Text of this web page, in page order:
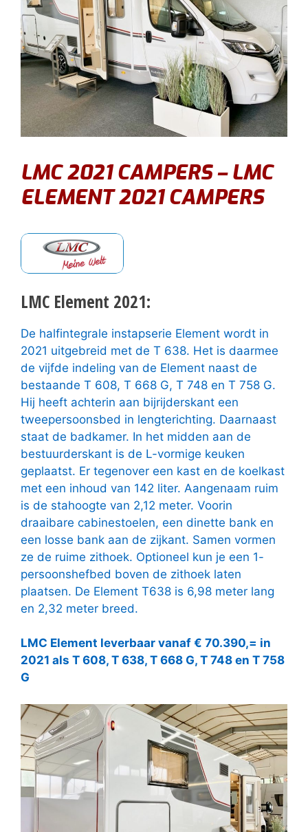
LMC 2021 CAMPERS – LMC
ELEMENT 2021 CAMPERS
LMC Element 2021:
De halfintegrale instapserie Element wordt in
2021 uitgebreid met de T 638. Het is daarmee
de vijfde indeling van de Element naast de
bestaande T 608, T 668 G, T 748 en T 758 G.
Hij heeft achterin aan bijrijderskant een
tweepersoonsbed in lengterichting. Daarnaast
staat de badkamer. In het midden aan de
bestuurderskant is de L-vormige keuken
geplaatst. Er tegenover een kast en de koelkast
met een inhoud van 142 liter. Aangenaam ruim
is de stahoogte van 2,12 meter. Voorin
draaibare cabinestoelen, een dinette bank en
een losse bank aan de zijkant. Samen vormen
ze de ruime zithoek. Optioneel kun je een 1-
persoonshefbed boven de zithoek laten
plaatsen. De Element T638 is 6,98 meter lang
en 2,32 meter breed.
LMC Element leverbaar vanaf € 70.390,= in
2021 als T 608, T 638, T 668 G, T 748 en T 758
G